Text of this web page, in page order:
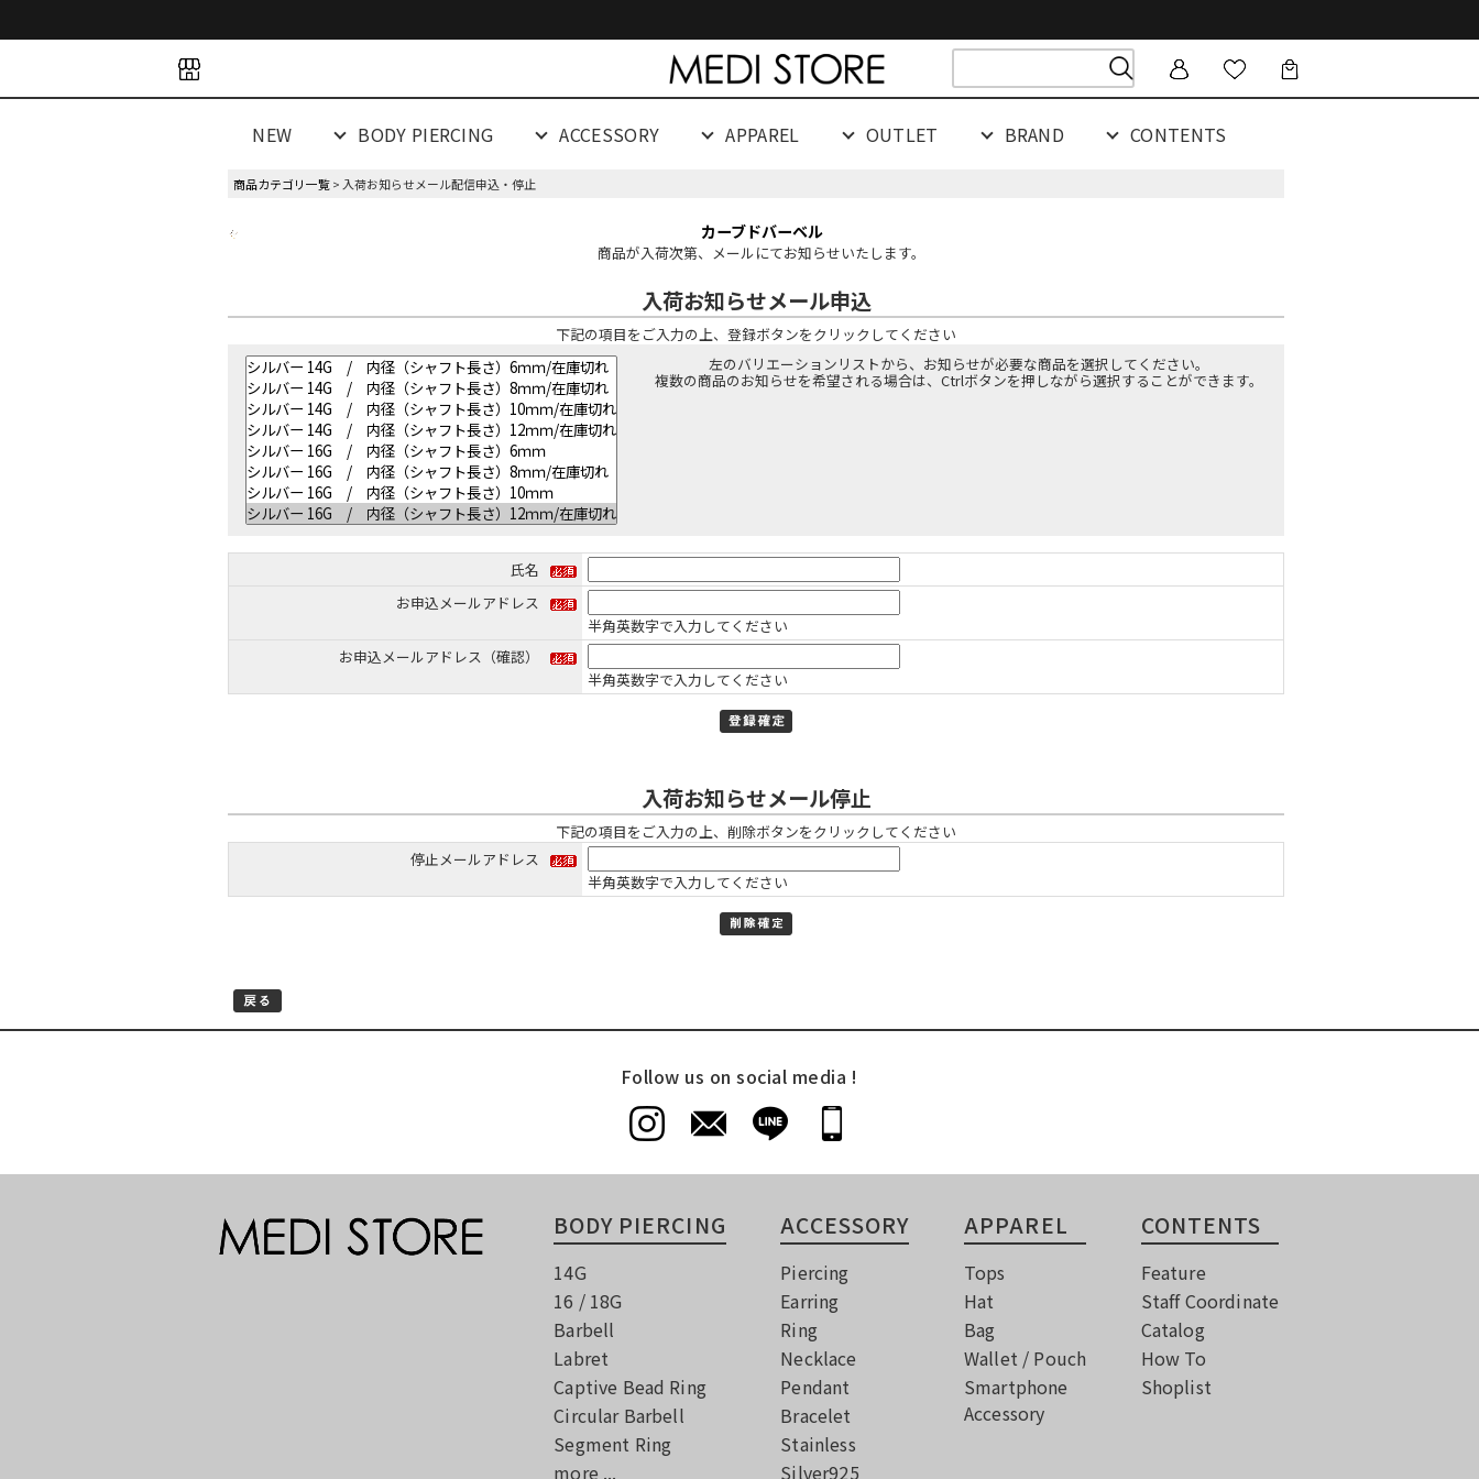
NEW BODY PIERCING ACCESSORY APPAREL OUTLET BRAND CONTENTS
商品カテゴリ一覧> 入荷お知らせメール配信申込・停止
カーブドバーベル
商品が入荷次第、メールにてお知らせいたします。
入荷お知らせメール申込
下記の項目をご入力の上、登録ボタンをクリックしてください
左のバリエーションリストから、お知らせが必要な商品を選択してください。
複数の商品のお知らせを希望される場合は、Ctrlボタンを押しながら選択することができます。
氏名
お申込メールアドレス
半角英数字で入力してください
お申込メールアドレス（確認）
半角英数字で入力してください
入荷お知らせメール停止
下記の項目をご入力の上、削除ボタンをクリックしてください
停止メールアドレス
半角英数字で入力してください
Follow us on social media !
BODY PIERCING
14G
16 / 18G
Barbell
Labret
Captive Bead Ring
Circular Barbell
Segment Ring
more ...
ACCESSORY
Piercing
Earring
Ring
Necklace
Pendant
Bracelet
Stainless
Silver925
APPAREL
Tops
Hat
Bag
Wallet / Pouch
Smartphone
Accessory
CONTENTS
Feature
Staff Coordinate
Catalog
How To
Shoplist